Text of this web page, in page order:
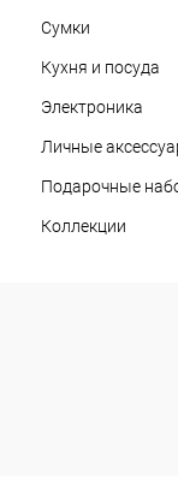
Сумки
Кухня и посуда
Электроника
Личные
Подарочные
Коллекции